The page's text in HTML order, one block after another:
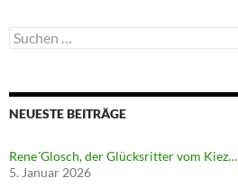
Suchen
nach:
NEUESTE BEITRÄGE
Rene´Glosch, der Glücksritter vom Kiez…
5. Januar 2026